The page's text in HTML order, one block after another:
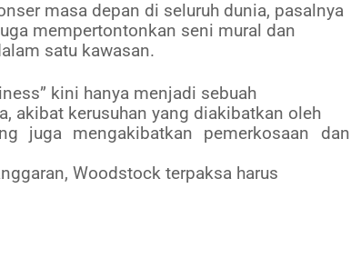
masa depan di seluruh dunia, pasalnya
mempertontonkan seni mural dan
satu kawasan.
kini hanya menjadi sebuah
akibat kerusuhan yang diakibatkan oleh
juga mengakibatkan pemerkosaan dan
Woodstock terpaksa harus